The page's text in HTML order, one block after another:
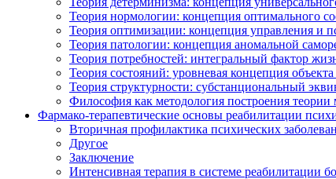
Теория нормологии: концепция оптимального
Теория оптимизации: концепция управления и
Теория патологии: концепция аномальной
Теория потребностей: интегральный фактор
Теория состояний: уровневая концепция
Теория структурности: субстанциональный
Философия как методология построения
Фармако-терапевтические основы реабилитации
Вторичная профилактика психических
Другое
Заключение
Интенсивная терапия в системе реабилитации